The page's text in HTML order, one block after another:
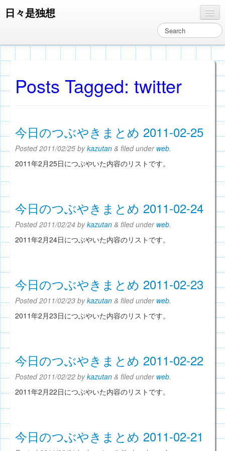
日々是独想
ぞうさん通信
レビュー
メインページへ
Posts Tagged: twitter
今日のつぶやきまとめ 2011-02-25
Posted2011/02/25 bykazutan & filed under web.
2011年2月25日につぶやいた内容のリストです。
今日のつぶやきまとめ 2011-02-24
Posted2011/02/24 bykazutan & filed under web.
2011年2月24日につぶやいた内容のリストです。
今日のつぶやきまとめ 2011-02-23
Posted2011/02/23 bykazutan & filed under web.
2011年2月23日につぶやいた内容のリストです。
今日のつぶやきまとめ 2011-02-22
Posted2011/02/22 bykazutan & filed under web.
2011年2月22日につぶやいた内容のリストです。
今日のつぶやきまとめ 2011-02-21